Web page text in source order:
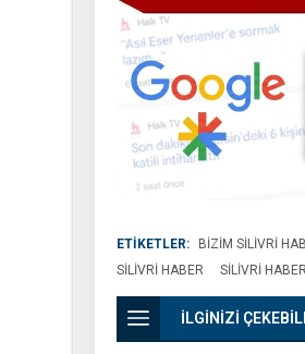
ETİKETLER: BIZIM SILIVRI
SILIVRI HABER
SILIVRI
İLGİNİZİ